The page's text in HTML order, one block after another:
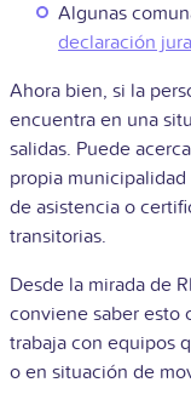
Algunas
declaración
Ahora bien, si la
encuentra en una
salidas. Puede
propia
de asistencia o
transitorias.
Desde la mirada de
conviene saber esto
trabaja con equipos
o en situación de